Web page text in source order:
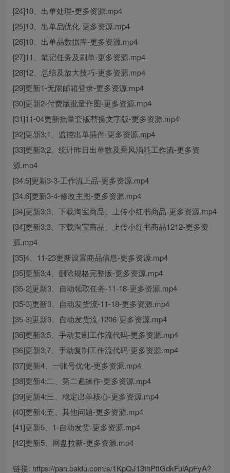
[24]10、出单处理-更多资源.mp4
[25]10、出单品优化-更多资源.mp4
[26]10、出单品数据库-更多资源.mp4
[27]11、笔记任务及刷单-更多资源.mp4
[28]12、总结及放大技巧-更多资源.mp4
[29]更新1-无限邮箱登录-更多资源.mp4
[30]更新2-付费版批量作图-更多资源.mp4
[31]11-04更新批量套版替换文字版-更多资源.mp4
[32]更新3;1、监控出单插件-更多资源.mp4
[33]更新3;2、统计昨日出单数及乘风消耗工作流-更多资
源.mp4
[34.5]更新3-3-工作流上品-更多资源.mp4
[34.6]更新3-4-修改主图-更多资源.mp4
[34]更新3;3、下载淘宝商品、上传小红书商品-更多资源.mp4
[34]更新3;3、下载淘宝商品、上传小红书商品1212-更多资
源.mp4
[35]4、11-23更新设置商品信息-更多资源.mp4
[35]更新3;4、删除规格完整版-更多资源.mp4
[35-2]更新3、自动领取任务-11-18-更多资源.mp4
[35-3]更新3、自动发货流-11-18-更多资源.mp4
[35-3]更新3、自动发货流-1206-更多资源.mp4
[36]更新3;5、手动复制工作流代码-更多资源.mp4
[36]更新3;7、手动复制工作流代码-更多资源.mp4
[37]更新4、一账号优化-更多资源.mp4
[38]更新4;二、第二遍操作-更多资源.mp4
[39]更新4;三、稳定出单核心-更多资源.mp4
[40]更新4;五、其他问题-更多资源.mp4
[41]更新5、1-自动发货-更多资源.mp4
[42]更新5、网盘拉新-更多资源.mp4
链接: https://pan.baidu.com/s/1KpQJ13thPflGdkFuiApFyA?